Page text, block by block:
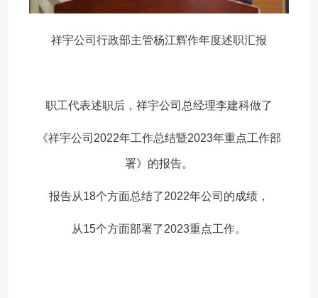
祥宇公司行政部主管杨江辉作年度述职汇报
职工代表述职后，祥宇公司总经理李建科做了
《祥宇公司2022年工作总结暨2023年重点工作部
署》的报告。
报告从18个方面总结了2022年公司的成绩，
从15个方面部署了2023重点工作。